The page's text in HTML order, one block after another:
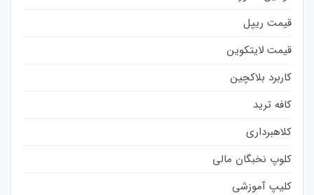
قیمت ریپل
قیمت لایتکوین
کاربرد بلاکچین
کافه ترید
کلاهبرداری
کلوپ نخبگان مالی
کلیپ آموزشی